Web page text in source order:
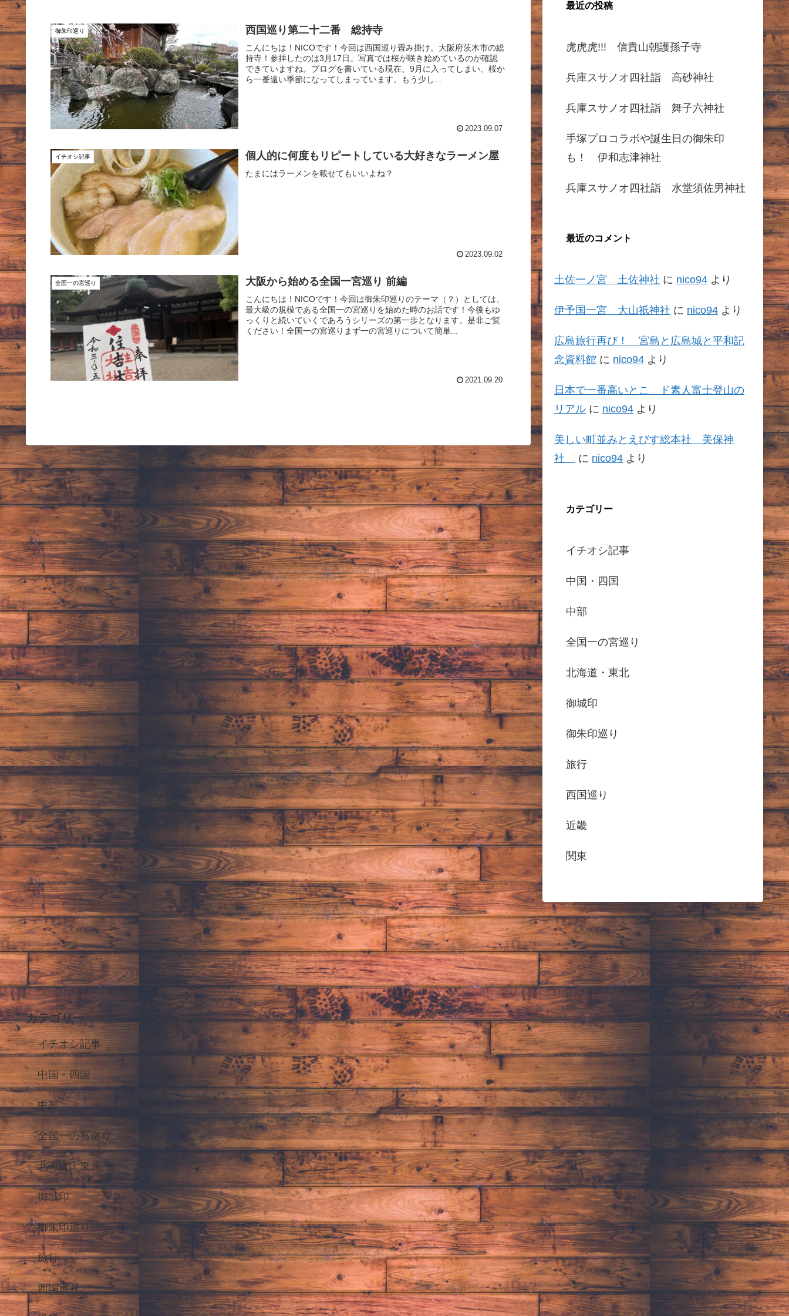
御朱印巡り 西国巡り第二十二番 総持寺
こんにちは！NICOです！今回は西国巡り畳み掛け。大阪府茨木市の総
持寺！参拝したのは3月17日。写真では桜が咲き始めているのが確認
できていますね。ブログを書いている現在、9月に入ってしまい、桜か
ら一番遠い季節になってしまっています。もう少し...
2023.09.07
イチオシ記事 個人的に何度もリピートしている大好きなラーメン屋
たまにはラーメンを載せてもいいよね？
2023.09.02
全国一の宮巡り 大阪から始める全国一宮巡り 前編
こんにちは！NICOです！今回は御朱印巡りのテーマ（？）としては、
最大級の規模である全国一の宮巡りを始めた時のお話です！今後もゆ
っくりと続いていくであろうシリーズの第一歩となります。是非ご覧
ください！全国一の宮巡りまず一の宮巡りについて簡単...
2021.09.20
最近の投稿
虎虎虎!!! 信貴山朝護孫子寺
兵庫スサノオ四社詣 高砂神社
兵庫スサノオ四社詣 舞子六神社
手塚プロコラボや誕生日の御朱印
も！ 伊和志津神社
兵庫スサノオ四社詣 水堂須佐男神社
最近のコメント
土佐一ノ宮 土佐神社 に nico94 より
伊予国一宮 大山祇神社 に nico94 より
広島旅行再び！ 宮島と広島城と平和記
念資料館 に nico94 より
日本で一番高いとこ ド素人富士登山の
リアル に nico94 より
美しい町並みとえびす総本社 美保神
社
に nico94 より
カテゴリー
イチオシ記事
中国・四国
中部
全国一の宮巡り
北海道・東北
御城印
御朱印巡り
旅行
西国巡り
近畿
関東
カテゴリー
イチオシ記事
中国・四国
中部
全国一の宮巡り
北海道・東北
御城印
御朱印巡り
旅行
西国巡り